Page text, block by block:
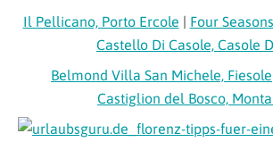
Il Pellicano, Porto Ercole | Four
Castello Di Casole, Casole
Belmond Villa San Michele, Fiesole
Castiglion del Bosco,